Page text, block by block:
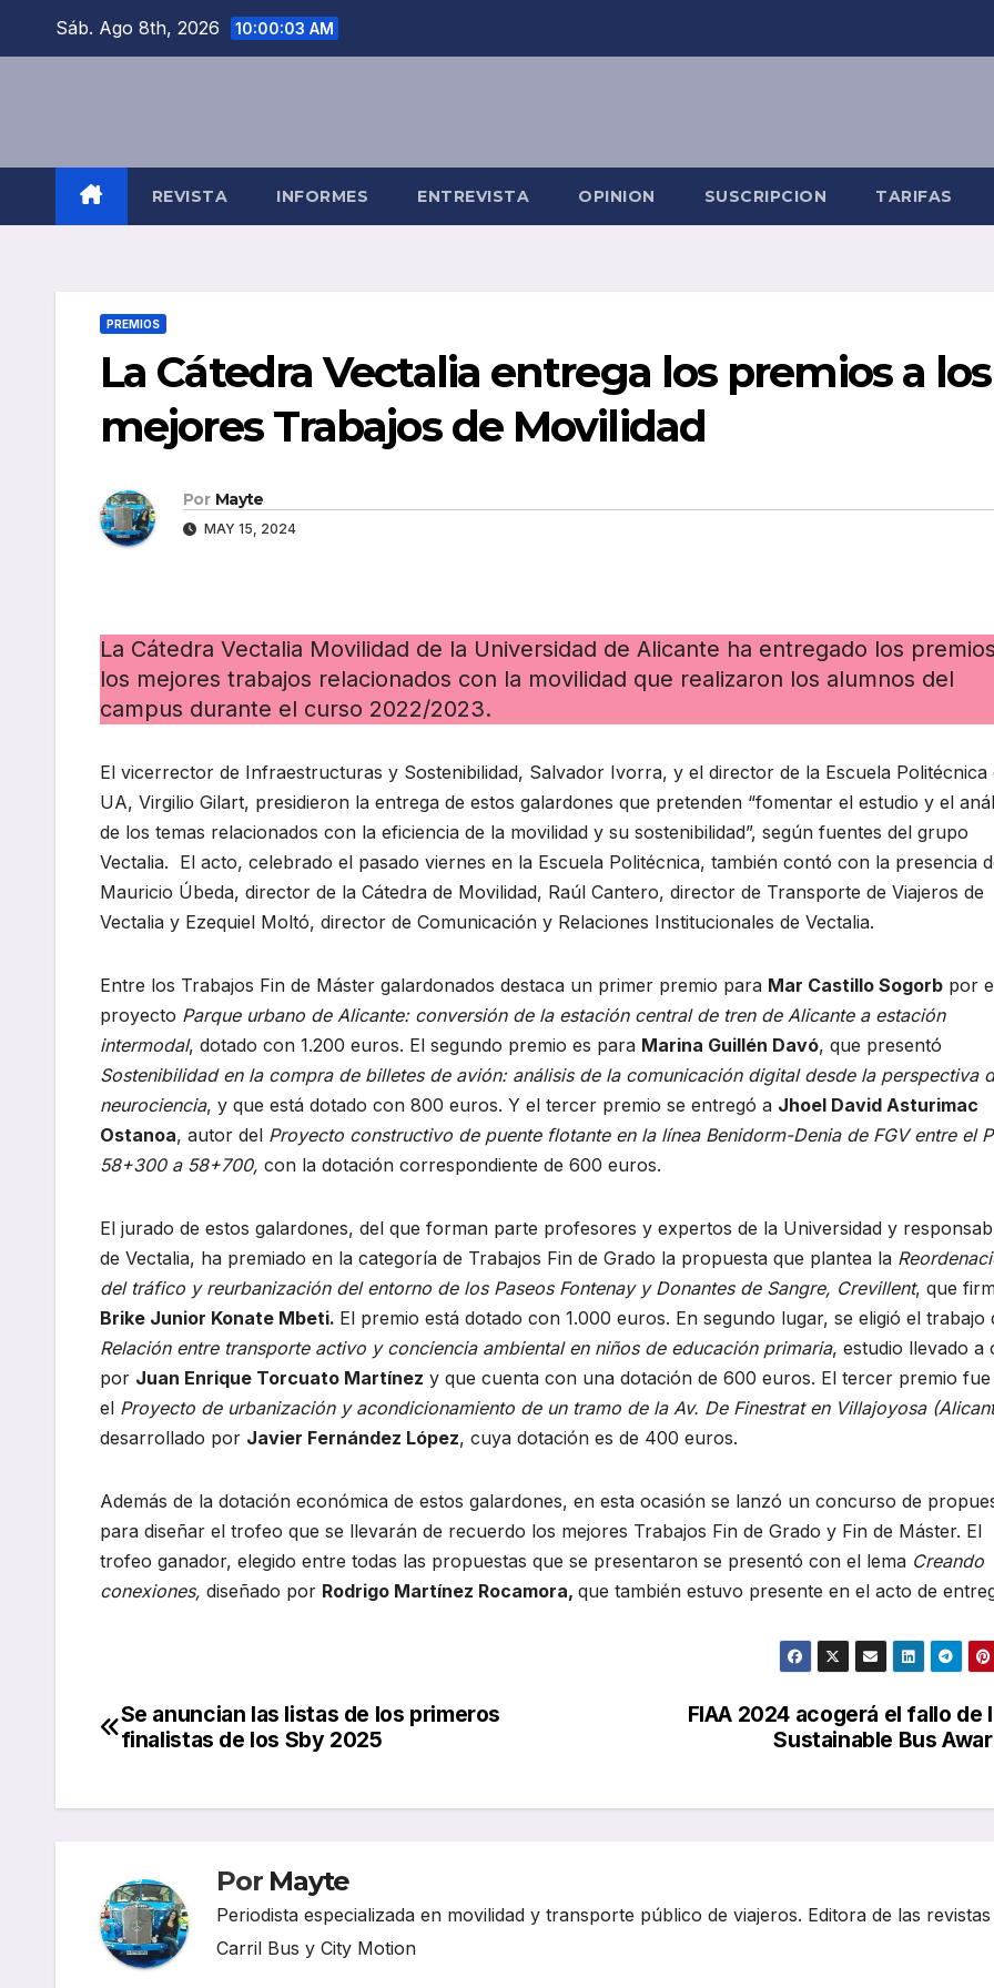
Sáb. Ago 8th, 2026 10:00:04 AM
REVISTA INFORMES ENTREVISTA OPINION SUSCRIPCION TARIFAS
PREMIOS
La Cátedra Vectalia entrega los premios a los
mejores Trabajos de Movilidad
Por Mayte
MAY 15, 2024
La Cátedra Vectalia Movilidad de la Universidad de Alicante ha entregado los
los mejores trabajos relacionados con la movilidad que realizaron los alumnos del
campus durante el curso 2022/2023.
El vicerrector de Infraestructuras y Sostenibilidad, Salvador Ivorra, y el director de la Escuela Politécnica
UA, Virgilio Gilart, presidieron la entrega de estos galardones que pretenden “fomentar el estudio y el
de los temas relacionados con la eficiencia de la movilidad y su sostenibilidad”, según fuentes del grupo
Vectalia. El acto, celebrado el pasado viernes en la Escuela Politécnica, también contó con la presencia
Mauricio Úbeda, director de la Cátedra de Movilidad, Raúl Cantero, director de Transporte de Viajeros de
Vectalia y Ezequiel Moltó, director de Comunicación y Relaciones Institucionales de Vectalia.
Entre los Trabajos Fin de Máster galardonados destaca un primer premio para Mar Castillo Sogorb por
proyecto Parque urbano de Alicante: conversión de la estación central de tren de Alicante a estación
intermodal, dotado con 1.200 euros. El segundo premio es para Marina Guillén Davó, que presentó
Sostenibilidad en la compra de billetes de avión: análisis de la comunicación digital desde la perspectiva
neurociencia, y que está dotado con 800 euros. Y el tercer premio se entregó a Jhoel David Asturimac
Ostanoa, autor del Proyecto constructivo de puente flotante en la línea Benidorm-Denia de FGV entre el
58+300 a 58+700, con la dotación correspondiente de 600 euros.
El jurado de estos galardones, del que forman parte profesores y expertos de la Universidad y
de Vectalia, ha premiado en la categoría de Trabajos Fin de Grado la propuesta que plantea la
del tráfico y reurbanización del entorno de los Paseos Fontenay y Donantes de Sangre, Crevillent, que
Brike Junior Konate Mbeti. El premio está dotado con 1.000 euros. En segundo lugar, se eligió el trabajo
Relación entre transporte activo y conciencia ambiental en niños de educación primaria, estudio llevado a
por Juan Enrique Torcuato Martínez y que cuenta con una dotación de 600 euros. El tercer premio
el Proyecto de urbanización y acondicionamiento de un tramo de la Av. De Finestrat en Villajoyosa
desarrollado por Javier Fernández López, cuya dotación es de 400 euros.
Además de la dotación económica de estos galardones, en esta ocasión se lanzó un concurso de
para diseñar el trofeo que se llevarán de recuerdo los mejores Trabajos Fin de Grado y Fin de Máster. El
trofeo ganador, elegido entre todas las propuestas que se presentaron se presentó con el lema Creando
conexiones, diseñado por Rodrigo Martínez Rocamora, que también estuvo presente en el acto de
Navegación
entradas
FIAA 2024 acogerá el fallo de
Sustainable Bus
Se anuncian las listas de los primeros
finalistas de los Sby 2025
Por Mayte
Periodista especializada en movilidad y transporte público de viajeros. Editora de las revistas
Carril Bus y City Motion